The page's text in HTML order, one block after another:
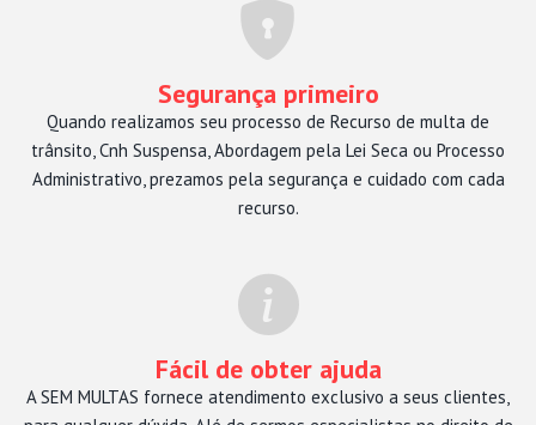
Segurança primeiro
Quando realizamos seu processo de Recurso de multa de
trânsito, Cnh Suspensa, Abordagem pela Lei Seca ou Processo
Administrativo, prezamos pela segurança e cuidado com cada
recurso.
Fácil de obter ajuda
A SEM MULTAS fornece atendimento exclusivo a seus clientes,